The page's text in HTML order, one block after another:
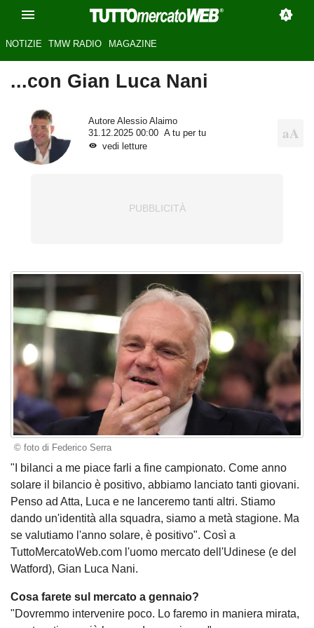
NOTIZIE TMW RADIO MAGAZINE
...con Gian Luca Nani
Autore Alessio Alaimo
31.12.2025 00:00
A tu per tu
vedi letture
© foto di Federico Serra
"I bilanci a me piace farli a fine campionato. Come anno
solare il bilancio è positivo, abbiamo lanciato tanti giovani.
Penso ad Atta, Luca e ne lanceremo tanti altri. Stiamo
dando un'identità alla squadra, siamo a metà stagione. Ma
se valutiamo l'anno solare, è positivo". Così a
TuttoMercatoWeb.com l'uomo mercato dell'Udinese (e del
Watford), Gian Luca Nani.
Cosa farete sul mercato a gennaio?
"Dovremmo intervenire poco. Lo faremo in maniera mirata,